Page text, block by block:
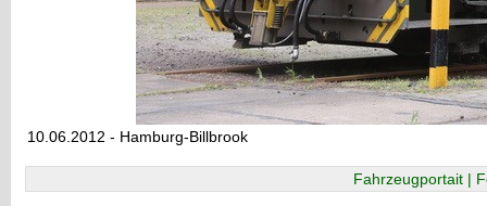
10.06.2012 - Hamburg-Billbrook
Fahrzeugportait |